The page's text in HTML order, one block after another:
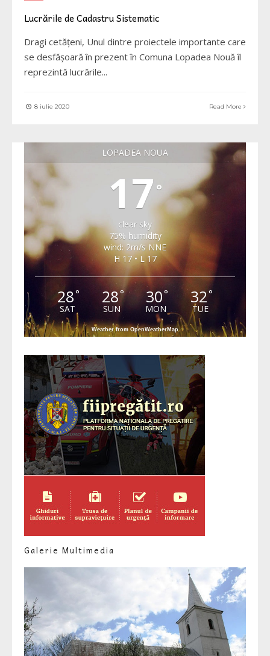
Lucrările de Cadastru Sistematic
Dragi cetățeni, Unul dintre proiectele importante care
se desfășoară în prezent în Comuna Lopadea Nouă îl
reprezintă lucrările...
8 iulie 2020 Read More
LOPADEA NOUA
17°
clear sky
75% humidity
wind: 2m/s NNE
H 17 • L 17
28°
SAT
28°
SUN
30°
MON
32°
TUE
Weather from OpenWeatherMap
Galerie Multimedia